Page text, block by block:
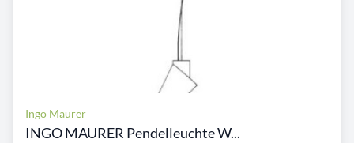
Ingo Maurer
INGO MAURER Pendelleuchte W...